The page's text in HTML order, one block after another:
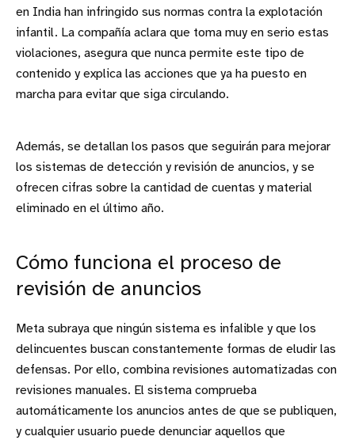
en India han infringido sus normas contra la explotación
infantil. La compañía aclara que toma muy en serio estas
violaciones, asegura que nunca permite este tipo de
contenido y explica las acciones que ya ha puesto en
marcha para evitar que siga circulando.
Además, se detallan los pasos que seguirán para mejorar
los sistemas de detección y revisión de anuncios, y se
ofrecen cifras sobre la cantidad de cuentas y material
eliminado en el último año.
Cómo funciona el proceso de
revisión de anuncios
Meta subraya que ningún sistema es infalible y que los
delincuentes buscan constantemente formas de eludir las
defensas. Por ello, combina revisiones automatizadas con
revisiones manuales. El sistema comprueba
automáticamente los anuncios antes de que se publiquen,
y cualquier usuario puede denunciar aquellos que